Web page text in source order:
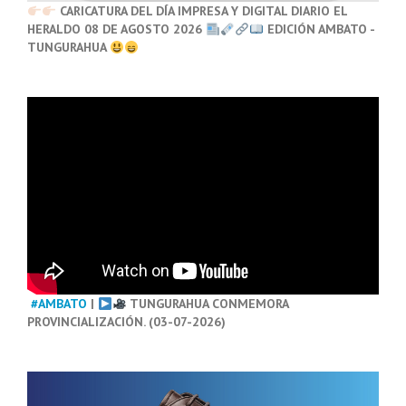
CARICATURA DEL DÍA IMPRESA Y DIGITAL DIARIO EL
HERALDO 08 DE AGOSTO 2026
EDICIÓN AMBATO -
TUNGURAHUA
#AMBATO |
TUNGURAHUA CONMEMORA
PROVINCIALIZACIÓN. (03-07-2026)